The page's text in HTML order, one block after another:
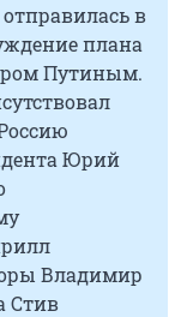
в
плана
Путиным.
Юрий
Владимир
Стив